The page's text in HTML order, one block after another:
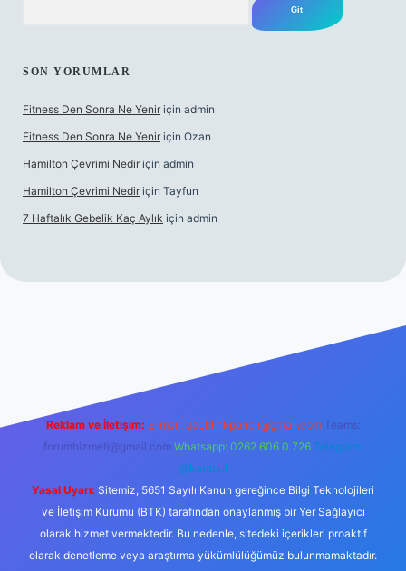
SON YORUMLAR
Fitness Den Sonra Ne Yenir için admin
Fitness Den Sonra Ne Yenir için Ozan
Hamilton Çevrimi Nedir için admin
Hamilton Çevrimi Nedir için Tayfun
7 Haftalık Gebelik Kaç Aylık için admin
Reklam ve İletişim: E-mail: backlinkpaneli@gmail.com Teams:
forumhizmeti@gmail.com Whatsapp: 0262 606 0 726 Telegram:
@karabul
Yasal Uyarı: Sitemiz, 5651 Sayılı Kanun gereğince Bilgi Teknolojileri
ve İletişim Kurumu (BTK) tarafından onaylanmış bir Yer Sağlayıcı
olarak hizmet vermektedir. Bu nedenle, sitedeki içerikleri proaktif
olarak denetleme veya araştırma yükümlülüğümüz bulunmamaktadır.